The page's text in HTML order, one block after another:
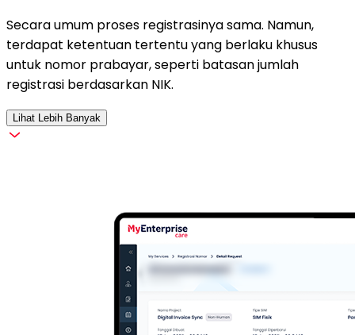
Secara umum proses registrasinya sama. Namun,
terdapat ketentuan tertentu yang berlaku khusus
untuk nomor prabayar, seperti batasan jumlah
registrasi berdasarkan NIK.
Lihat Lebih Banyak